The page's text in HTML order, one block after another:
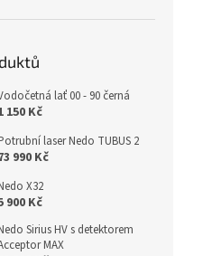
lať 00 - 90 černá
150 Kč
laser Nedo TUBUS 2
990 Kč
X32
900 Kč
Sirius HV s detektorem
MAX